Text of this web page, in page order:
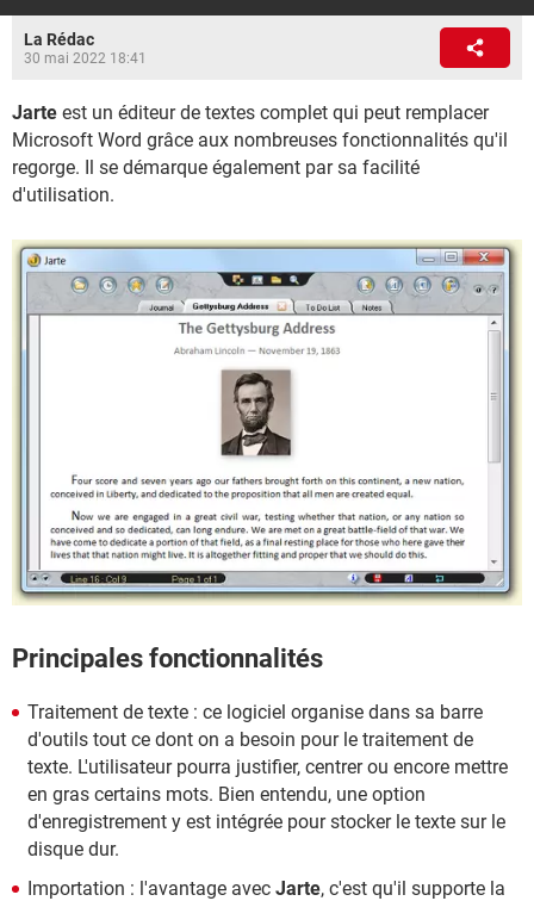
La Rédac
30 mai 2022 18:41
Jarte est un éditeur de textes complet qui peut remplacer
Microsoft Word grâce aux nombreuses fonctionnalités qu'il
regorge. Il se démarque également par sa facilité
d'utilisation.
Principales fonctionnalités
Traitement de texte : ce logiciel organise dans sa barre
d'outils tout ce dont on a besoin pour le traitement de
texte. L'utilisateur pourra justifier, centrer ou encore mettre
en gras certains mots. Bien entendu, une option
d'enregistrement y est intégrée pour stocker le texte sur le
disque dur.
Importation : l'avantage avec Jarte, c'est qu'il supporte la